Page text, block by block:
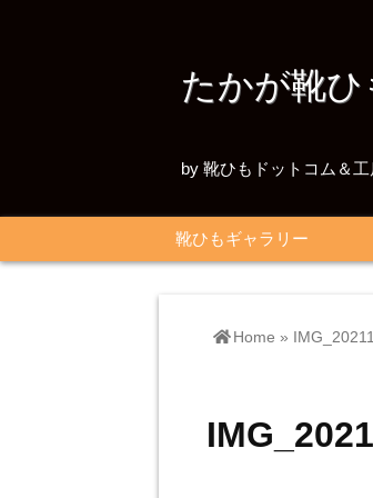
たかが靴ひ
by 靴ひもドットコム＆工
靴ひもギャラリー
Home »